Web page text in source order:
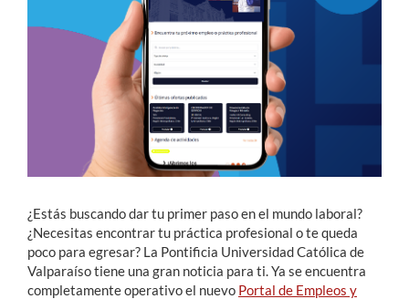
Funcionarios
¿Estás buscando dar tu primer paso en el mundo laboral?
¿Necesitas encontrar tu práctica profesional o te queda
poco para egresar? La Pontificia Universidad Católica de
Valparaíso tiene una gran noticia para ti. Ya se encuentra
completamente operativo el nuevo Portal de Empleos y